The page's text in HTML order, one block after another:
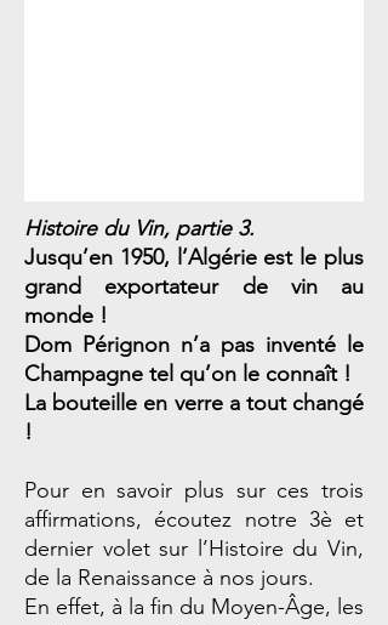
Histoire du Vin, partie 3.
Jusqu’en 1950, l’Algérie est le plus
grand exportateur de vin au
monde !
Dom Pérignon n’a pas inventé le
Champagne tel qu’on le connaît !
La bouteille en verre a tout changé
!
Pour en savoir plus sur ces trois
affirmations, écoutez notre 3è et
dernier volet sur l’Histoire du Vin,
de la Renaissance à nos jours.
En effet, à la fin du Moyen-Âge, les